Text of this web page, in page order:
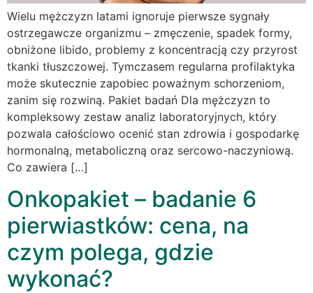
Wielu mężczyzn latami ignoruje pierwsze sygnały
ostrzegawcze organizmu – zmęczenie, spadek formy,
obniżone libido, problemy z koncentracją czy przyrost
tkanki tłuszczowej. Tymczasem regularna profilaktyka
może skutecznie zapobiec poważnym schorzeniom,
zanim się rozwiną. Pakiet badań Dla mężczyzn to
kompleksowy zestaw analiz laboratoryjnych, który
pozwala całościowo ocenić stan zdrowia i gospodarkę
hormonalną, metaboliczną oraz sercowo-naczyniową.
Co zawiera […]
Onkopakiet – badanie 6
pierwiastków: cena, na
czym polega, gdzie
wykonać?